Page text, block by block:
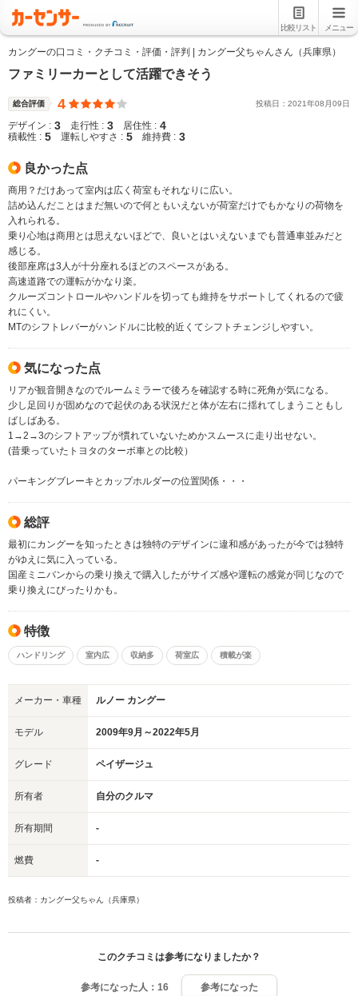
比較リスト メニュー
カングーの口コミ・クチコミ・評価・評判 | カングー父ちゃんさん（兵庫県）
ファミリーカーとして活躍できそう
総合評価 4 投稿日： 2021年08 月09日
デザイン : 3 走行性 : 3 居住性 : 4
積載性 : 5 運転しやすさ : 5 維持費 : 3
良かった点
商用？だけあって室内は広く荷室もそれなりに広い。
詰め込んだことはまだ無いので何ともいえないが荷室だけでもかなりの荷物を
入れられる。
乗り心地は商用とは思えないほどで、良いとはいえないまでも普通車並みだと
感じる。
後部座席は3人が十分座れるほどのスペースがある。
高速道路での運転がかなり楽。
クルーズコントロールやハンドルを切っても維持をサポートしてくれるので疲
れにくい。
MTのシフトレバーがハンドルに比較的近くてシフトチェンジしやすい。
気になった点
リアが観音開きなのでルームミラーで後ろを確認する時に死角が気になる。
少し足回りが固めなので起伏のある状況だと体が左右に揺れてしまうこともし
ばしばある。
1→2→3のシフトアップが慣れていないためかスムースに走り出せない。
(昔乗っていたトヨタのターボ車との比較）
パーキングブレーキとカップホルダーの位置関係・・・
総評
最初にカングーを知ったときは独特のデザインに違和感があったが今では独特
がゆえに気に入っている。
国産ミニバンからの乗り換えで購入したがサイズ感や運転の感覚が同じなので
乗り換えにぴったりかも。
特徴
ハンドリング 室内広 収納多 荷室広 積載が楽
メーカー・車種 ルノー カングー
モデル 2009年9月～2022年5月
グレード ペイザージュ
所有者 自分のクルマ
所有期間 -
燃費 -
投稿者：カングー父ちゃん（兵庫県）
このクチコミは参考になりましたか？
参考になった人： 16 参考になった